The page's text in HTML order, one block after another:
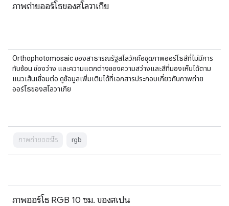
ภาพถ่ายออร์โธของสโลวาเกีย
Orthophotomosaic ของสาธารณรัฐสโลวักคือชุดภาพออร์โธสีที่ไม่มีการ
ทับซ้อน ช่องว่าง และความแตกต่างของความสว่างและสีที่มองเห็นได้ตาม
แนวเส้นเชื่อมต่อ ดูข้อมูลเพิ่มเติมได้ที่เอกสารประกอบเกี่ยวกับภาพถ่าย
ออร์โธของสโลวาเกีย
ภาพถ่ายออร์โธ rgb
ภาพออร์โธ RGB 10 ซม. ของสเปน